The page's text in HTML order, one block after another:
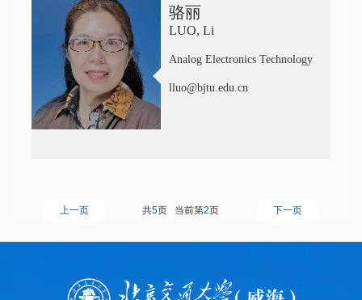
骆丽
LUO, Li
Analog Electronics Technology
lluo@bjtu.edu.cn
上一页 下一页
共5页 当前第2页